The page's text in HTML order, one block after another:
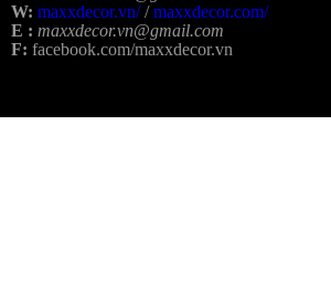
W: maxxdecor.vn//maxxdecor.com/
E : maxxdecor.vn@gmail.com
F: facebook.com/maxxdecor.vn